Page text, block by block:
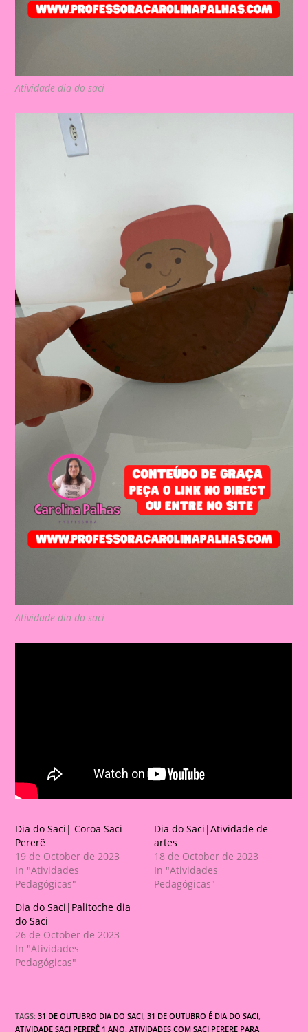
Atividade dia do saci
Atividade dia do saci
Dia do Saci| Coroa Saci
Pererê
19 de October de 2023
In "Atividades
Pedagógicas"
Dia do Saci|Atividade de
artes
18 de October de 2023
In "Atividades
Pedagógicas"
Dia do Saci|Palitoche dia
do Saci
26 de October de 2023
In "Atividades
Pedagógicas"
TAGS:31 DE OUTUBRO DIA DO SACI, 31 DE OUTUBRO É DIA DO SACI,
ATIVIDADE SACI PERERÊ 1 ANO, ATIVIDADES COM SACI PERERE PARA